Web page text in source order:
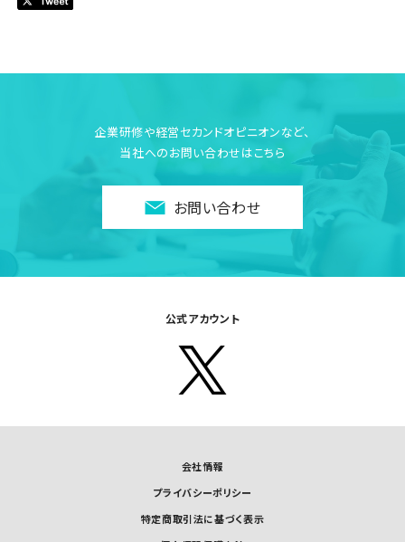
企業研修や経営セカンドオピニオンなど、
当社へのお問い合わせはこちら
お問い合わせ
公式アカウント
会社情報
プライバシーポリシー
特定商取引法に基づく表示